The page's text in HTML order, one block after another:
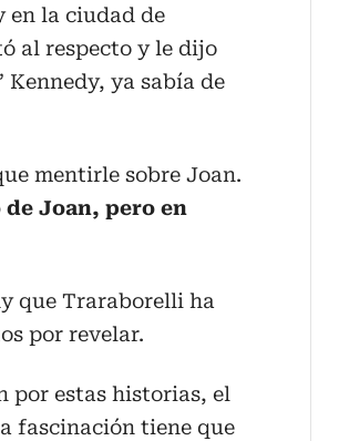
en la ciudad de
al respecto y le dijo
Kennedy, ya sabía de
mentirle sobre Joan.
de Joan, pero en
que Traraborelli ha
por revelar.
por estas historias, el
fascinación tiene que